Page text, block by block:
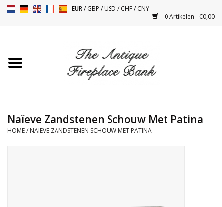
EUR/GBP /USD /CHF/CNY
0 Artikelen - €0,00
Toebehoren
Naïeve Zandstenen Schouw Met Patina
HOME/ NAÏEVE ZANDSTENEN SCHOUW MET PATINA